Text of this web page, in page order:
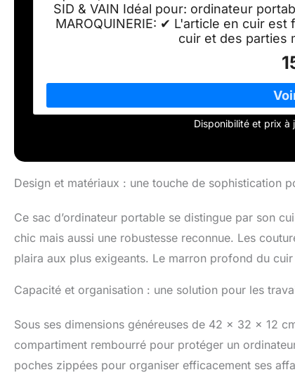
SID & VAIN Idéal pour: ordinateur
MAROQUINERIE: ✔ L'article en cuir
cuir et des parties
Disponibilité et prix à
Design et matériaux : une touche de sophistication
Ce sac d’ordinateur portable se distingue par son
chic mais aussi une robustesse reconnue. Les
plaira aux plus exigeants. Le marron profond du
Capacité et organisation : une solution pour les
Sous ses dimensions généreuses de 42 x 32 x 12
compartiment rembourré pour protéger un
poches zippées pour organiser efficacement ses